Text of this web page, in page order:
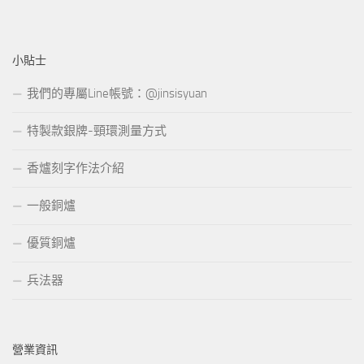
小貼士
我們的專屬Line帳號：@jinsisyuan
特製款銀牌-頸環測量方式
香爐刻字作法介紹
一般銅爐
優質銅爐
兵法器
營業資訊